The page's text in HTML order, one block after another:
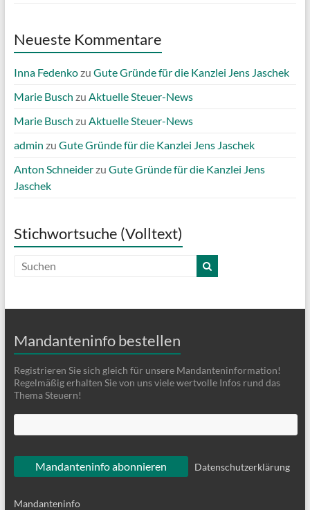
Neueste Kommentare
Inna Fedenkozu Gute Gründe für die Kanzlei Jens Jaschek
Marie Busch zu Aktuelle Steuer-News
Marie Busch zu Aktuelle Steuer-News
admin zu Gute Gründe für die Kanzlei Jens Jaschek
Anton Schneiderzu Gute Gründe für die Kanzlei Jens
Jaschek
Stichwortsuche (Volltext)
Mandanteninfo bestellen
Registrieren Sie sich gleich für unsere Mandanteninformation!
Regelmäßig erhalten Sie von uns viele wertvolle Infos rund das
Thema Steuern!
Datenschutzerklärung
Mandanteninfo